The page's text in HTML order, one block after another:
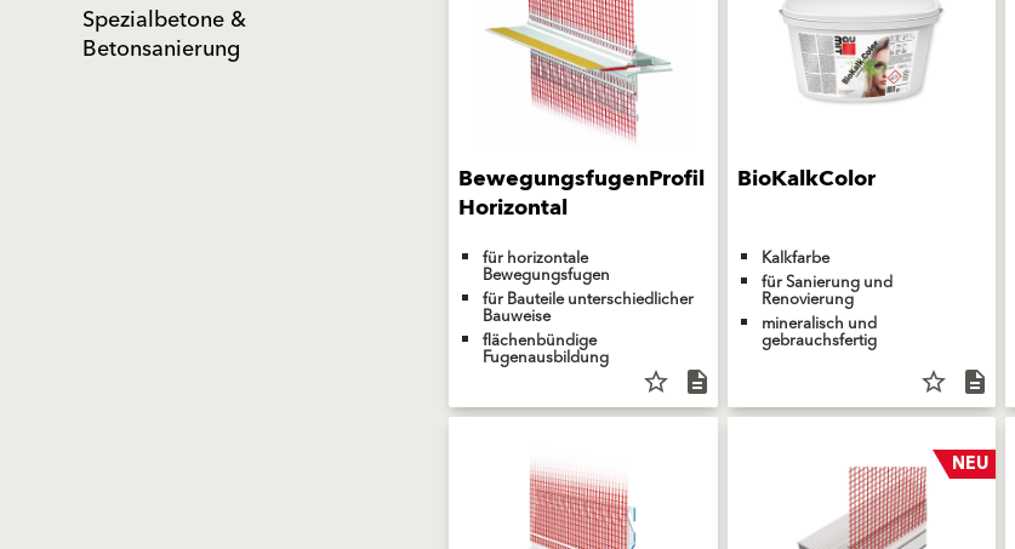
Spezialbetone &
Betonsanierung
BewegungsfugenProfil
Horizontal
für horizontale
Bewegungsfugen
für Bauteile unterschiedlicher
Bauweise
flächenbündige
Fugenausbildung
star_border description
BioKalkColor
Kalkfarbe
für Sanierung und
Renovierung
mineralisch und
gebrauchsfertig
star_border description
NEU